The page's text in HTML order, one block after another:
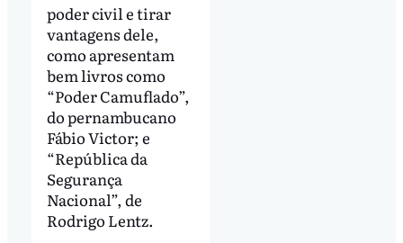
poder civil e tirar
vantagens dele,
como apresentam
bem livros como
“Poder Camuflado”,
do pernambucano
Fábio Victor; e
“República da
Segurança
Nacional”, de
Rodrigo Lentz.